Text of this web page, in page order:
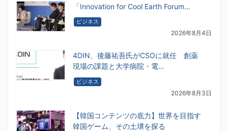
「Innovation for Cool Earth Forum…
ビジネス
2026年8月4日
4DIN、後藤祐吾氏がCSOに就任 創薬
現場の課題と大学病院・電…
ビジネス
2026年8月3日
【韓国コンテンツの底力】世界を目指す
韓国ゲーム、その土壌を探る